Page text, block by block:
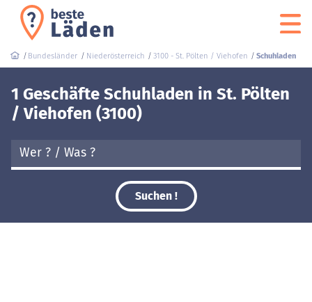
Bundesländer Niederösterreich 3100 - St. Pölten / Viehofen Schuhladen
1 Geschäfte Schuhladen in St. Pölten
/ Viehofen (3100)
Suchen !